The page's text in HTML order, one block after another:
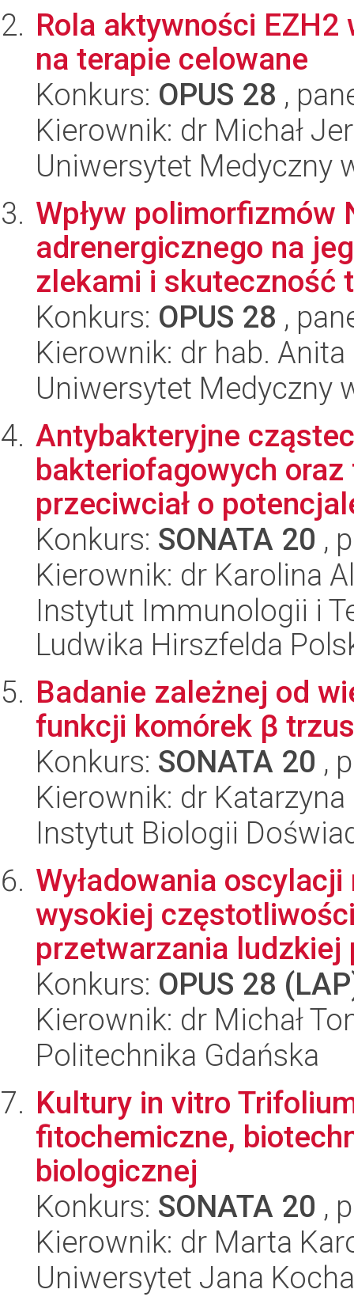
Rola aktywności
na terapie celowane
Konkurs: OPUS 28 ,
Kierownik: dr Michał
Uniwersytet Medyczny
Wpływ polimorfizmów
adrenergicznego na
zlekami i skuteczność
Konkurs: OPUS 28 ,
Kierownik: dr hab. Anita
Uniwersytet Medyczny
Antybakteryjne
bakteriofagowych
przeciwciał o
Konkurs: SONATA 20 ,
Kierownik: dr Karolina
Instytut Immunologii i
Ludwika Hirszfelda
Badanie zależnej od
funkcji komórek β
Konkurs: SONATA 20 ,
Kierownik: dr
Instytut Biologii
Wyładowania
wysokiej
przetwarzania ludzkiej
Konkurs: OPUS 28
Kierownik: dr Michał
Politechnika Gdańska
Kultury in vitro
fitochemiczne,
biologicznej
Konkurs: SONATA 20 ,
Kierownik: dr Marta
Uniwersytet Jana